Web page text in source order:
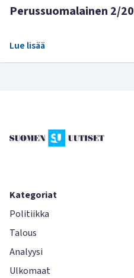
Perussuomalainen 2/
Lue lisää
Kategoriat
Politiikka
Talous
Analyysi
Ulkomaat